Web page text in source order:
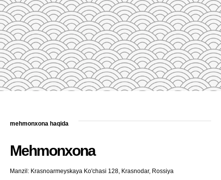
mehmonxona haqida
Mehmonxona
Manzil: Krasnoarmeyskaya Ko'chasi 128, Krasnodar, Rossiya